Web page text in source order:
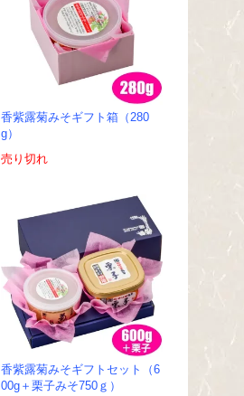
香紫露菊みそギフト箱（280
g）
売り切れ
香紫露菊みそギフトセット（6
00g＋栗子みそ750ｇ）